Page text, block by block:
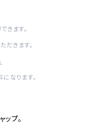
きます。
だきます。
なります。
プ。